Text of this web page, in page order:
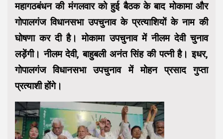
महागठबंधन की मंगलवार को हुई बैठक के बाद मोकामा और
गोपालगंज विधानसभा उपचुनाव के प्रत्याशियों के नाम की
घोषणा कर दी है। मोकामा उपचुनाव में नीलम देवी चुनाव
लड़ेंगी। नीलम देवी, बाहुबली अनंत सिंह की पत्नी है। इधर,
गोपालगंज विधानसभा उपचुनाव में मोहन प्रसाद गुप्ता
प्रत्याशी होंगे।